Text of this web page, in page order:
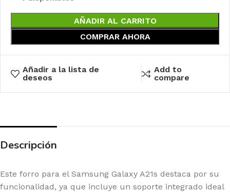
AÑADIR AL CARRITO
COMPRAR AHORA
Añadir a la lista de
deseos
Add to
compare
Descripción
Este forro para el Samsung Galaxy A21s destaca por su
funcionalidad, ya que incluye un soporte integrado ideal